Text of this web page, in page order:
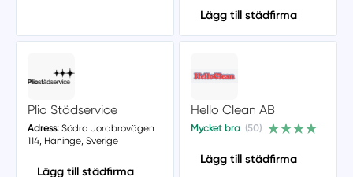
Lägg till städfirma
Plio Städservice
Adress:Södra Jordbrovägen
114, Haninge, Sverige
Lägg till städfirma
Hello Clean AB
Mycket bra (50)
Lägg till städfirma